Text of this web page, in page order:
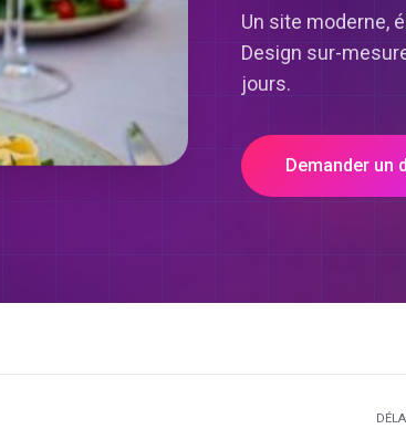
Un site moderne,
Design sur-
jours.
Demander un